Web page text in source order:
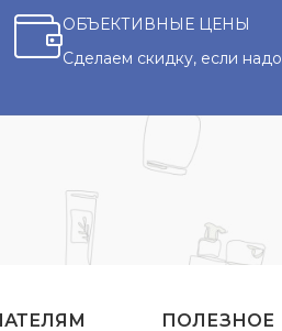
ОБЪЕКТИВНЫЕ ЦЕНЫ
Сделаем скидку, если надо
ПОЛЕЗНОЕ